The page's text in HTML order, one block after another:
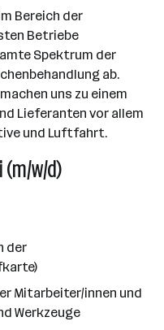
Bereich der
Betriebe
Spektrum der
ab.
uns zu einem
Lieferanten vor allem
und Luftfahrt.
w/d)
der
Mitarbeiter/innen und
Werkzeuge